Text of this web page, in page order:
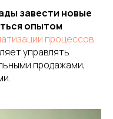
завести новые
опытом
процессов
управлять
продажами,